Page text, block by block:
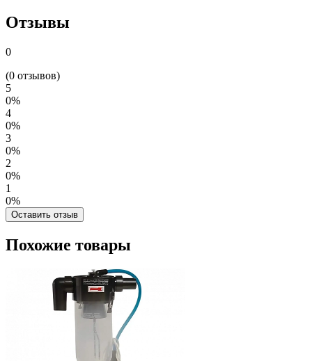
Отзывы
0
(0 отзывов)
5
0%
4
0%
3
0%
2
0%
1
0%
Оставить отзыв
Похожие товары